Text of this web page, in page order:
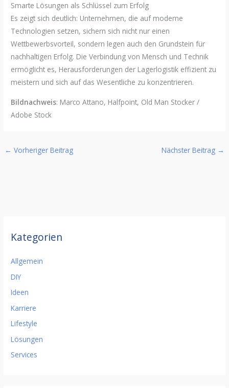
Smarte Lösungen als Schlüssel zum Erfolg
Es zeigt sich deutlich: Unternehmen, die auf moderne
Technologien setzen, sichern sich nicht nur einen
Wettbewerbsvorteil, sondern legen auch den Grundstein für
nachhaltigen Erfolg. Die Verbindung von Mensch und Technik
ermöglicht es, Herausforderungen der Lagerlogistik effizient zu
meistern und sich auf das Wesentliche zu konzentrieren.
Bildnachweis: Marco Attano, Halfpoint, Old Man Stocker /
Adobe Stock
← Vorheriger Beitrag Nächster Beitrag →
Kategorien
Allgemein
DIY
Ideen
Karriere
Lifestyle
Lösungen
Services